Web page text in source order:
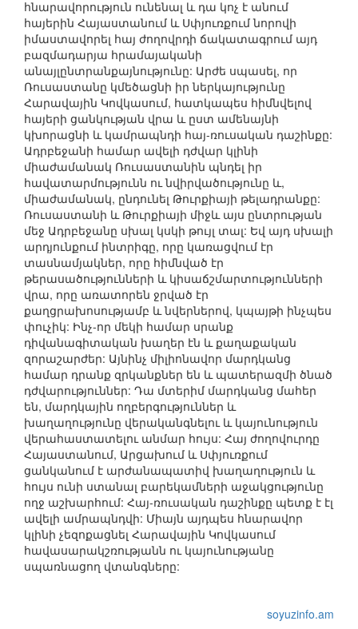
հնարավորություն ունենալ և դա կոչ է անում
հայերին Հայաստանում և Սփյուռքում նորովի
իմաստավորել հայ ժողովրդի ճակատագրում այդ
բազմադարյա հրամայականի
անայլընտրանքայնությունը: Արժե սպասել, որ
Ռուսաստանը կմեծացնի իր ներկայությունը
Հարավային Կովկասում, հատկապես հիմնվելով
հայերի ցանկության վրա և ըստ ամենայնի
կխորացնի և կամրապնդի հայ-ռուսական դաշինքը:
Ադրբեջանի համար ավելի դժվար կլինի
միաժամանակ Ռուսաստանին պնդել իր
հավատարմությունն ու նվիրվածությունը և,
միաժամանակ, ընդունել Թուրքիայի թելադրանքը:
Ռուսաստանի և Թուրքիայի միջև այս ընտրության
մեջ Ադրբեջանը սխալ կսկի թույլ տալ: Եվ այդ սխալի
արդյունքում ինտրիգը, որը կառացվում էր
տասնամյակներ, որը հիմնված էր
թերասածությունների և կիսաճշմարտությունների
վրա, որը առատորեն ջրված էր
քաղցրախոսությամբ և նվերներով, կպայթի ինչպես
փուչիկ: Ինչ-որ մեկի համար սրանք
դիվանագիտական խաղեր էն և քաղաքական
զորաշարժեր: Այնինչ միլիոնավոր մարդկանց
համար դրանք զրկանքներ են և պատերազմի ծնած
դժվարություններ: Դա մտերիմ մարդկանց մահեր
են, մարդկային ողբերգություններ և
խաղաղությունը վերականգնելու և կայունություն
վերահաստատելու անմար հույս: Հայ ժողովուրդը
Հայաստանում, Արցախում և Սփյուռքում
ցանկանում է արժանապատիվ խաղաղություն և
հույս ունի ստանալ բարեկամների աջակցությունը
ողջ աշխարհում: Հայ-ռուսական դաշինքը պետք է էլ
ավելի ամրապնդվի: Միայն այդպես հնարավոր
կլինի չեզոքացնել Հարավային Կովկասում
հավասարակշռությանն ու կայունությանը
սպառնացող վտանգները:
soyuzinfo.am